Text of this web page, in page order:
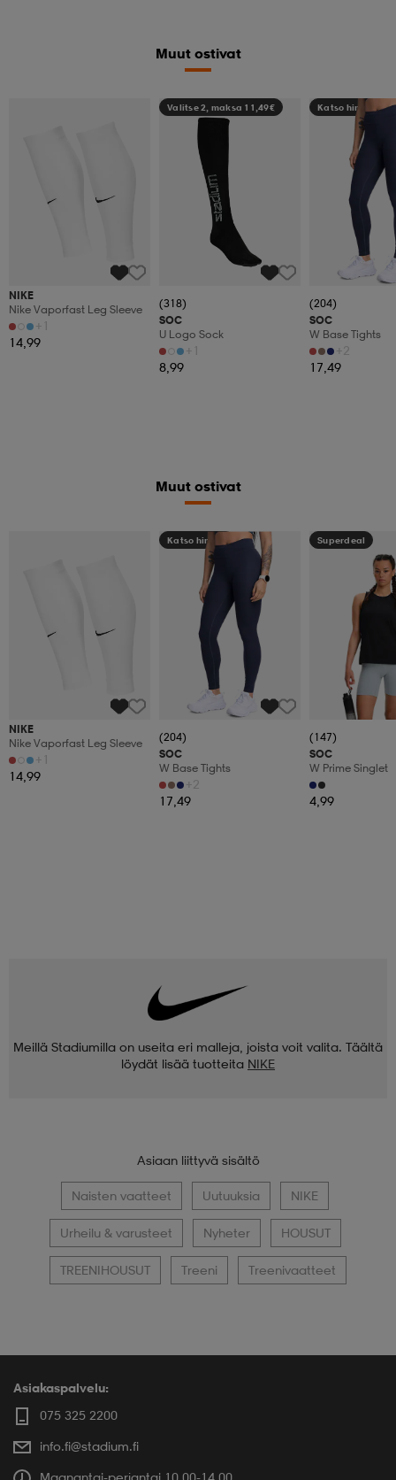
Muut ostivat
NIKE
Nike Vaporfast Leg Sleeve
+1
14,99
Valitse 2, maksa 11,49€
(318)
SOC
U Logo Sock
+1
8,99
Katso hintaa
(204)
SOC
W Base Tights
+2
17,49
Muut ostivat
NIKE
Nike Vaporfast Leg Sleeve
+1
14,99
Katso hintaa
(204)
SOC
W Base Tights
+2
17,49
Superdeal
(147)
SOC
W Prime Singlet
4,99
Meillä Stadiumilla on useita eri malleja, joista voit valita. Täältä
löydät lisää tuotteita NIKE
Asiaan liittyvä sisältö
Naisten vaatteet Uutuuksia NIKE
Urheilu & varusteet Nyheter HOUSUT
TREENIHOUSUT Treeni Treenivaatteet
Asiakaspalvelu:
075 325 2200
info.fi@stadium.fi
Maanantai-perjantai 10.00-14.00